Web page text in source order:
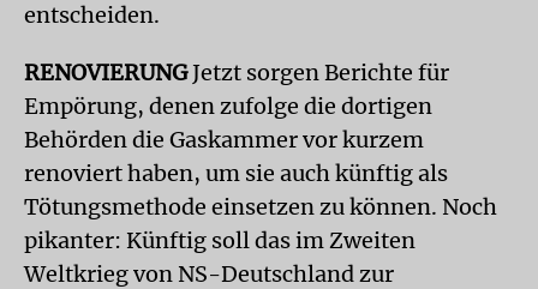
entscheiden.
RENOVIERUNGJetzt sorgen Berichte für
Empörung, denen zufolge die dortigen
Behörden die Gaskammer vor kurzem
renoviert haben, um sie auch künftig als
Tötungsmethode einsetzen zu können. Noch
pikanter: Künftig soll das im Zweiten
Weltkrieg von NS-Deutschland zur